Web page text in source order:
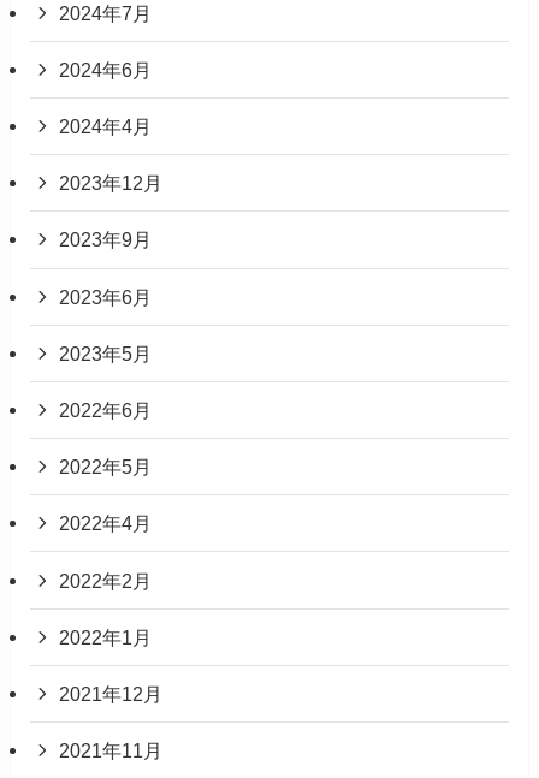
2024年7月
2024年6月
2024年4月
2023年12月
2023年9月
2023年6月
2023年5月
2022年6月
2022年5月
2022年4月
2022年2月
2022年1月
2021年12月
2021年11月